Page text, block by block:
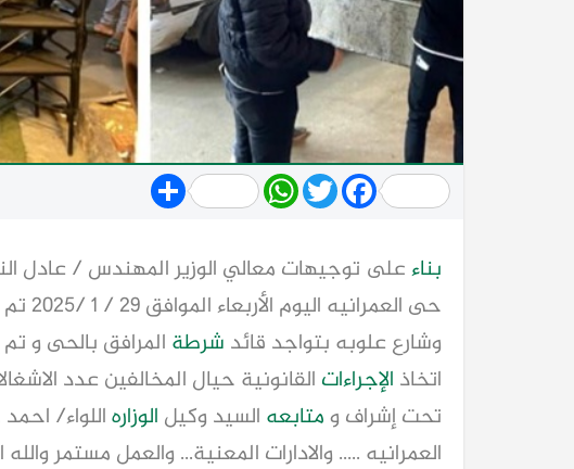
Share WhatsApp
TwitterFacebook
بناءعلى توجيهات معالي الوزير المهندس / عادل
حى
وشارع علوبه بتواجد قائد شرطة المرافق بالحى و
اتخاذ الإجراءات
تحت إشراف ومتابعه السيد وكيل الوزارهاللواء/
العمرانيه ..... والادارات المعنية... والعمل مستمر